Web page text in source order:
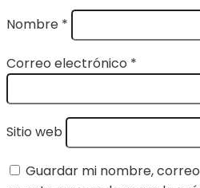
Nombre *
Correo electrónico *
Sitio web
Guardar mi nombre,